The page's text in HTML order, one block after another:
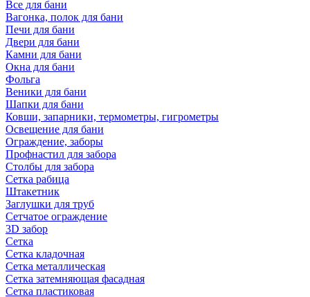
Все для бани
Вагонка, полок для бани
Печи для бани
Двери для бани
Камни для бани
Окна для бани
Фольга
Веники для бани
Шапки для бани
Ковши, запарники, термометры, гигрометры
Освещение для бани
Ограждение, заборы
Профнастил для забора
Столбы для забора
Сетка рабица
Штакетник
Заглушки для труб
Сетчатое ограждение
3D забор
Сетка
Сетка кладочная
Сетка металлическая
Сетка затемняющая фасадная
Сетка пластиковая